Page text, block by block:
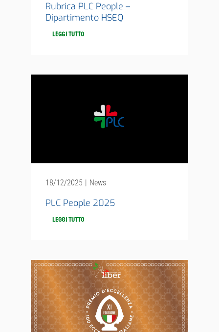
Rubrica PLC People –
Dipartimento HSEQ
LEGGI TUTTO
18/12/2025 | News
PLC People 2025
LEGGI TUTTO